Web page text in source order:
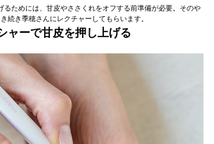
るためには、甘皮やささくれをオフする前準備が必要。そのや
続き季穂さんにレクチャーしてもらいます。
ャーで甘皮を押し上げる